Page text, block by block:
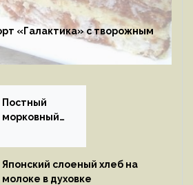
«Галактика» с творожным
Постный
морковный
Японский слоеный хлеб на
молоке в духовке